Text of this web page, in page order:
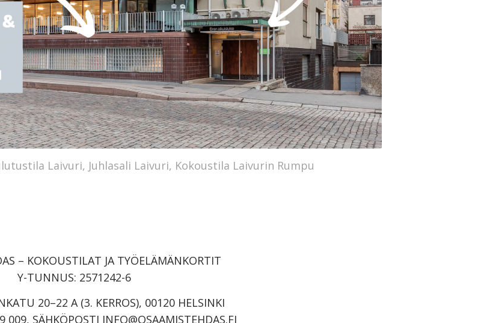
Laivuri, Juhlasali Laivuri, Kokoustila Laivurin Rumpu
– KOKOUSTILAT JA TYÖELÄMÄNKORTIT
Y-TUNNUS: 2571242-6
20–22 A (3. KERROS), 00120 HELSINKI
009, SÄHKÖPOSTI INFO@OSAAMISTEHDAS.FI